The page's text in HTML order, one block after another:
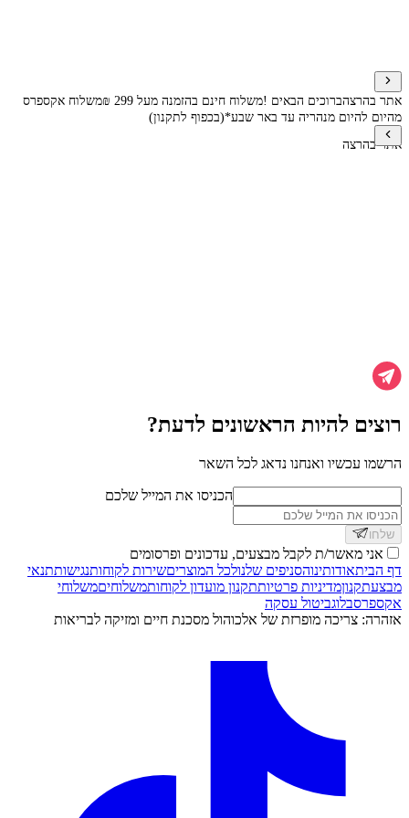
אתר בהרצהברוכים הבאים !משלוח חינם בהזמנה מעל 299 ₪
משלוח אקספרס
מהיום להיום מנהריה עד באר שבע*(בכפוף לתקנון)
אתר בהרצה
רוצים להיות הראשונים לדעת?
הרשמו עכשיו ואנחנו נדאג לכל השאר
הכניסו את המייל שלכם
שלחו
אני מאשר/ת לקבל מבצעים, עדכונים ופרסומים
דף הביתאודותינוהסניפים שלנולכל המוצריםשירות לקוחותנגישותתנאי
מבצעתקנוןמדיניות פרטיותתקנון מועדון לקוחותמשלוחיםמשלוחי
אקספרסבלוגביטול עסקה
אזהרה: צריכה מופרזת של אלכוהול מסכנת חיים ומזיקה לבריאות